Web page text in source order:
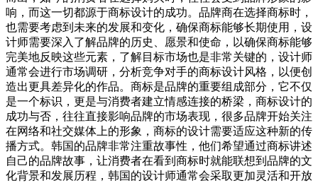
响，而这一切都源于商标设计的成功。品牌商在选择商标时，
也需要考虑到未来的发展和变化，确保商标能够长期使用，设
计师需要深入了解品牌的历史、愿景和使命，以确保商标能够
完美地反映这些元素，了解目标市场也是非常关键的，设计师
通常会进行市场调研，分析竞争对手的商标设计风格，以便创
造出更具差异化的作品。商标是品牌的重要组成部分，它不仅
是一个标识，更是与消费者建立情感连接的桥梁，商标设计的
成功与否，往往直接影响品牌的市场表现，很多品牌开始关注
在网络和社交媒体上的形象，商标的设计需要适应这种新的传
播方式。韩国的品牌非常注重故事性，他们希望通过商标讲述
自己的品牌故事，让消费者在看到商标时就能联想到品牌的文
化背景和发展历程，韩国的设计师通常会采取更加灵活和开放